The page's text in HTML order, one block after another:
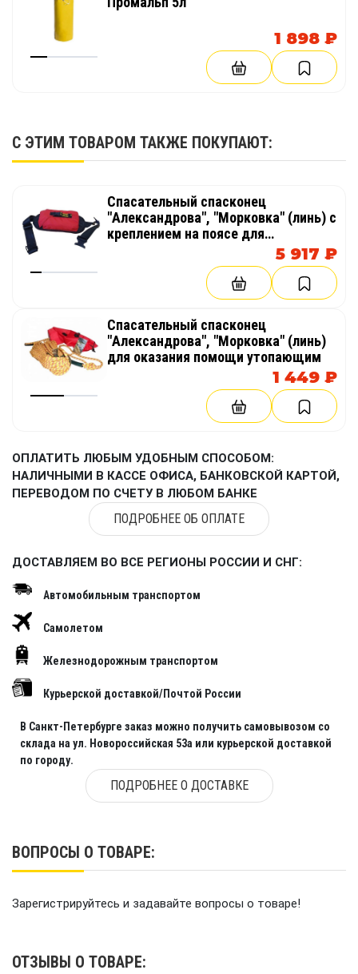
1 898 ₽
С ЭТИМ ТОВАРОМ ТАКЖЕ ПОКУПАЮТ:
Спасательный спасконец
"Александрова", "Морковка" (линь) с
креплением на поясе для
5 917 ₽
Спасательный спасконец
"Александрова", "Морковка" (линь)
для оказания помощи утопающим
1 449 ₽
ОПЛАТИТЬ ЛЮБЫМ УДОБНЫМ СПОСОБОМ:
НАЛИЧНЫМИ В КАССЕ ОФИСА, БАНКОВСКОЙ КАРТОЙ,
ПЕРЕВОДОМ ПО СЧЕТУ В ЛЮБОМ БАНКЕ
ПОДРОБНЕЕ ОБ ОПЛАТЕ
ДОСТАВЛЯЕМ ВО ВСЕ РЕГИОНЫ РОССИИ И СНГ:
Автомобильным транспортом
Самолетом
Железнодорожным транспортом
Курьерской доставкой/Почтой России
В Санкт-Петербурге заказ можно получить самовывозом со
склада на ул. Новороссийская 53а или курьерской доставкой
по городу.
ПОДРОБНЕЕ О ДОСТАВКЕ
ВОПРОСЫ О ТОВАРЕ:
Зарегистрируйтесь и задавайте вопросы о товаре!
ОТЗЫВЫ О ТОВАРЕ: